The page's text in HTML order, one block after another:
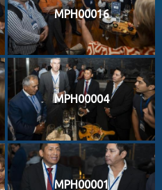
MPH00016
MPH00004
MPH00001